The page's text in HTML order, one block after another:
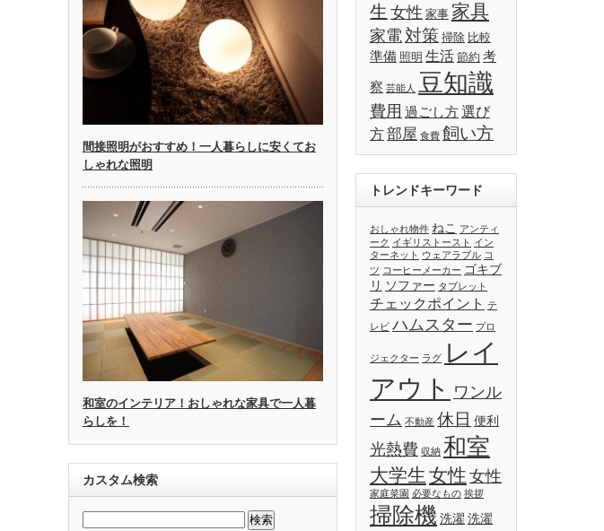
間接照明がおすすめ！一人暮らしに安くてお
しゃれな照明
和室のインテリア！おしゃれな家具で一人暮
らしを！
カスタム検索
生 女性 家事 家具
家電 対策 掃除 比較
準備 照明 生活 節約 考
察 芸能人 豆知識
費用 過ごし方選び
方部屋 食費 飼い方
トレンドキーワード
おしゃれ物件 ねこ
アンティ
ーク イギリストースト イン
ターネット ウェアラブル コ
ツ コーヒーメーカー ゴキブ
リ ソファー タブレット
チェックポイント テ
レビ ハムスター プロ
ジェクター ラグ レイ
アウト
ワンル
ーム 不動産 休日 便利
光熱費 収納 和室
大学生 女性 女性
家庭菜園 必要なもの 挨拶
掃除機 洗濯 洗濯